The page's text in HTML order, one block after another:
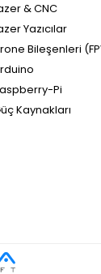
& CNC
Yazıcılar
Bileşenleri
Pi
Kaynakları